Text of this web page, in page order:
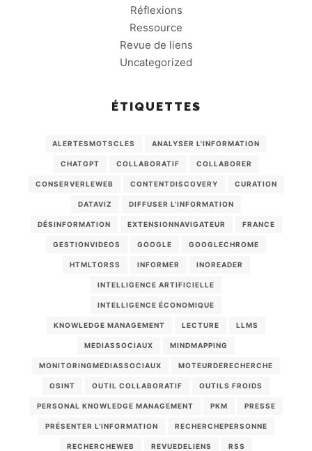
Réflexions
Ressource
Revue de liens
Uncategorized
ÉTIQUETTES
ALERTESMOTSCLES ANALYSER L'INFORMATION
CHATGPT COLLABORATIF COLLABORER
CONSERVERLEWEB CONTENTDISCOVERY CURATION
DATAVIZ DIFFUSER L'INFORMATION
DÉSINFORMATION EXTENSIONNAVIGATEUR FRANCE
GESTIONVIDEOS GOOGLE GOOGLECHROME
HTMLTORSS INFORMER INOREADER
INTELLIGENCE ARTIFICIELLE
INTELLIGENCE ÉCONOMIQUE
KNOWLEDGE MANAGEMENT LECTURE LLMS
MEDIASSOCIAUX MINDMAPPING
MONITORINGMEDIASSOCIAUX MOTEURDERECHERCHE
OSINT OUTIL COLLABORATIF OUTILS FROIDS
PERSONAL KNOWLEDGE MANAGEMENT PKM PRESSE
PRÉSENTER L'INFORMATION RECHERCHEPERSONNE
RECHERCHEWEB REVUEDELIENS RSS